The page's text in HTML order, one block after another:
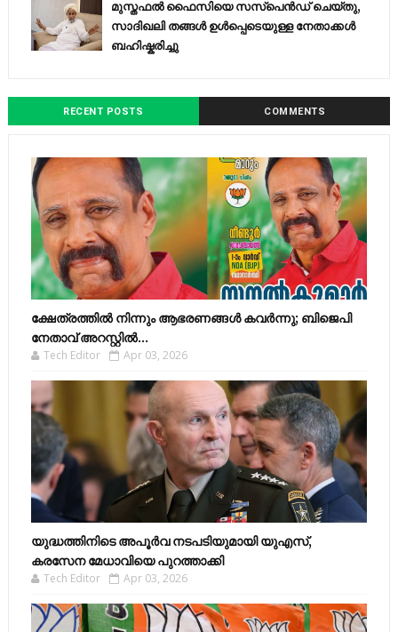
മുസ്തഫൽ ഫൈസിയെ സസ്‌പെൻഡ് ചെയ്തു,
സാദിഖലി തങ്ങൾ ഉൾപ്പെടെയുള്ള നേതാക്കൾ
ബഹിഷ്കരിച്ചു
RECENT POSTS COMMENTS
ക്ഷേത്രത്തിൽ നിന്നും ആഭരണങ്ങൾ കവർന്നു; ബിജെപി
നേതാവ് അറസ്റ്റിൽ...
Tech Editor Apr 03, 2026
യുദ്ധത്തിനിടെ അപൂർവ നടപടിയുമായി യുഎസ്,
കരസേന മേധാവിയെ പുറത്താക്കി
Tech Editor Apr 03, 2026